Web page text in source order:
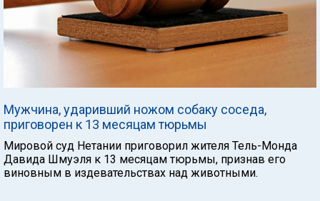
Мужчина, ударивший ножом собаку соседа,
приговорен к 13 месяцам тюрьмы
Мировой суд Нетании приговорил жителя Тель-Монда
Давида Шмуэля к 13 месяцам тюрьмы, признав его
виновным в издевательствах над животными.